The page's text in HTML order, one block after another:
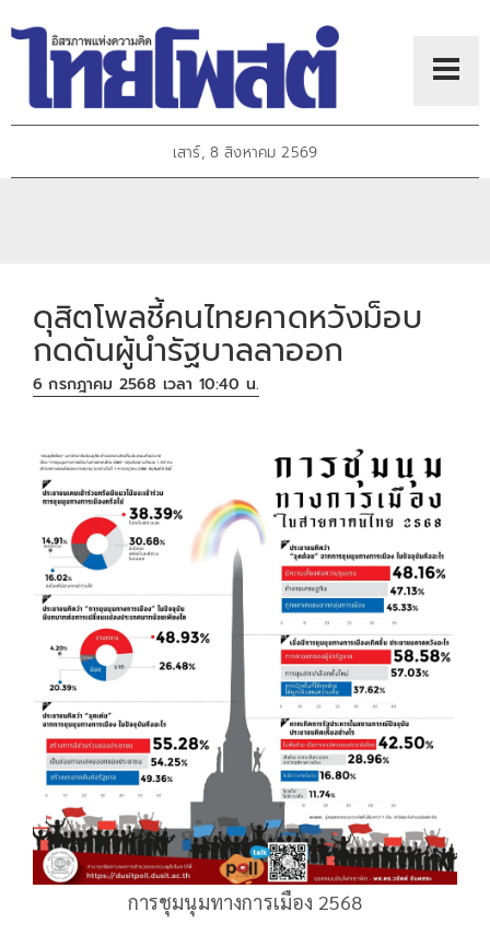
เสาร์, 8 สิงหาคม 2569
ดุสิตโพลชี้คนไทยคาดหวังม็อบ
กดดันผู้นำรัฐบาลลาออก
6 กรกฎาคม 2568 เวลา 10:40 น.
การชุมนุมทางการเมือง 2568